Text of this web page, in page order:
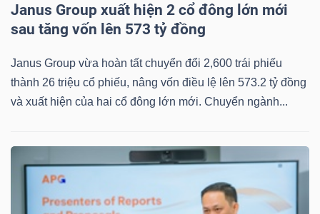
Janus Group xuất hiện 2 cổ đông lớn mới
sau tăng vốn lên 573 tỷ đồng
Janus Group vừa hoàn tất chuyển đổi 2,600 trái phiếu
thành 26 triệu cổ phiếu, nâng vốn điều lệ lên 573.2 tỷ đồng
và xuất hiện của hai cổ đông lớn mới. Chuyển ngành...
Tất cả Người nội bộ Người liên quan Cổ đông lớn
tức
(-)
viết